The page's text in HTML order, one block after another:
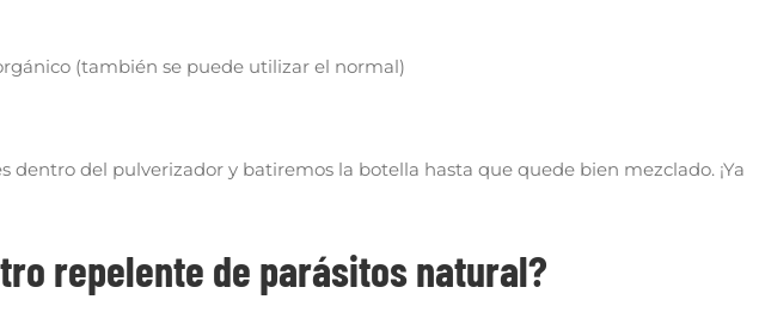
(también se puede utilizar el normal)
dentro del pulverizador y batiremos la botella hasta que quede bien mezclado. ¡Ya
repelente de parásitos natural?